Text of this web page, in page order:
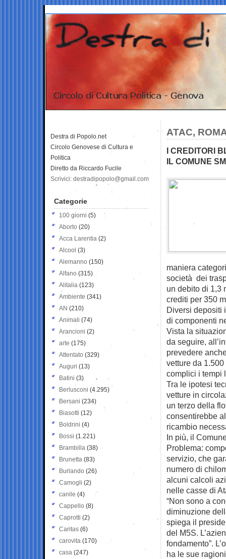
ATAC,
I CREDITORI
IL COMUNE
maniera
società dei
un debito di 1,3
crediti per 350
Diversi depositi
di componenti
Vista la
da seguire,
prevedere
vetture da
complici i tempi
Tra le ipotesi
vetture in
un terzo della
consentirebbe
ricambio
In più, il
Problema:
servizio, che
numero di
alcuni calcoli
nelle casse di
“Non sono a
diminuzione
spiega il
del M5S.
fondamento”.
ha le sue
Destra di Popolo.net
Circolo Genovese di Cultura e
Politica
Diretto da Riccardo Fucile
Scrivici: destradipopolo@gmail.com
Categorie
100 giorni (5)
Aborto (20)
Acca Larentia (2)
Alcool (3)
Alemanno (150)
Alfano (315)
Alitalia (123)
Ambiente (341)
AN (210)
Animali (74)
Arancioni (2)
arte (175)
Attentato (329)
Auguri (13)
Batini (3)
Berlusconi (4.295)
Bersani (234)
Biasotti (12)
Boldrini (4)
Bossi (1.221)
Brambilla (38)
Brunetta (83)
Burlando (26)
Camogli (2)
canile (4)
Cappello (8)
Caprotti (2)
Caritas (6)
carovita (170)
casa (247)